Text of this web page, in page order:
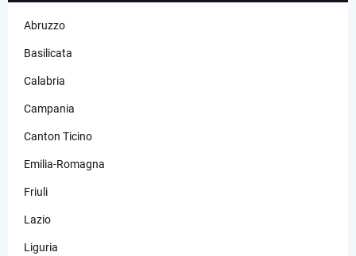
Abruzzo
Basilicata
Calabria
Campania
Canton Ticino
Emilia-Romagna
Friuli
Lazio
Liguria